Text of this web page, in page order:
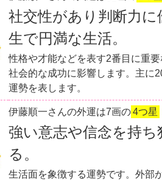
社交性があり判断力に
生で円満な生活。
性格や才能などを表す2番目に重
社会的な成功に影響します。主に
運勢を表します。
伊藤順一さんの外運は7画の4つ星
強い意志や信念を持
る。
生活面を象徴する運勢です。外部